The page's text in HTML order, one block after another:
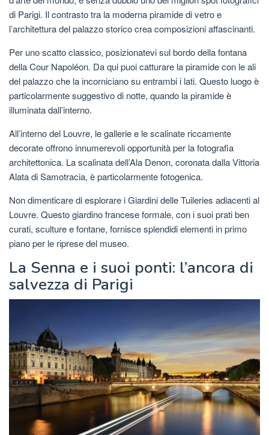
di Parigi. Il contrasto tra la moderna piramide di vetro e
l’architettura del palazzo storico crea composizioni affascinanti.
Per uno scatto classico, posizionatevi sul bordo della fontana
della Cour Napoléon. Da qui puoi catturare la piramide con le ali
del palazzo che la incorniciano su entrambi i lati. Questo luogo è
particolarmente suggestivo di notte, quando la piramide è
illuminata dall’interno.
All’interno del Louvre, le gallerie e le scalinate riccamente
decorate offrono innumerevoli opportunità per la fotografia
architettonica. La scalinata dell’Ala Denon, coronata dalla Vittoria
Alata di Samotracia, è particolarmente fotogenica.
Non dimenticare di esplorare i Giardini delle Tuileries adiacenti al
Louvre. Questo giardino francese formale, con i suoi prati ben
curati, sculture e fontane, fornisce splendidi elementi in primo
piano per le riprese del museo.
La Senna e i suoi ponti: l’ancora di
salvezza di Parigi